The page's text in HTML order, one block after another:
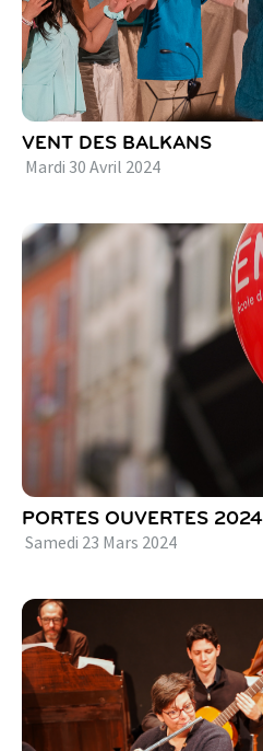
VENT DES BALKANS
Mardi 30 Avril 2024
PORTES OUVERTES 2024
Samedi 23 Mars 2024